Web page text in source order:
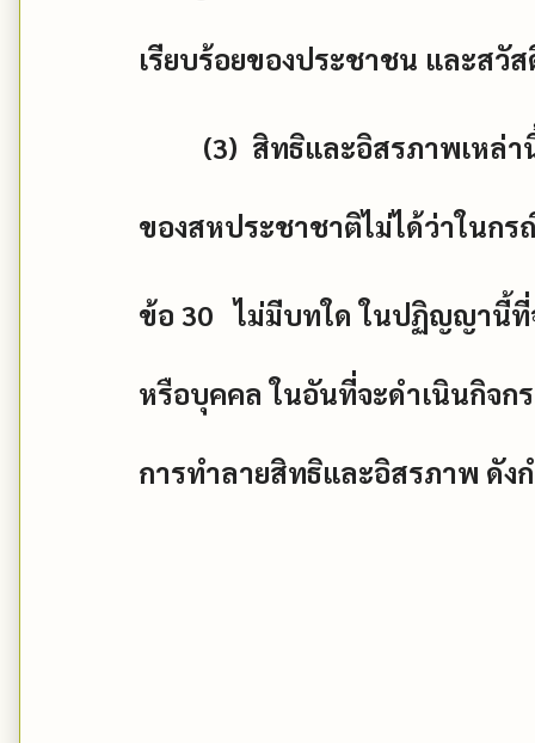
เรียบร้อยของประชาชน และสวั
(3) สิทธิและอิสรภาพเหล่
ของสหประชาชาติไม่ได้ว่าในกร
ข้อ 30ไม่มีบทใด ในปฏิญญานี้ที่
หรือบุคคล ในอันที่จะดำเนินกิจก
การทำลายสิทธิและอิสรภาพ ดัง